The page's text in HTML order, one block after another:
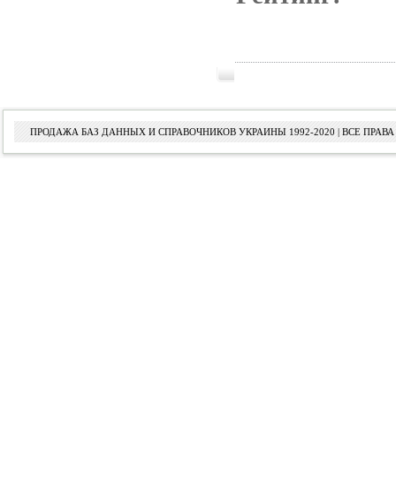
ПРОДАЖА БАЗ ДАННЫХ И СПРАВОЧНИКОВ УКРАИНЫ 1992-2020 | ВСЕ